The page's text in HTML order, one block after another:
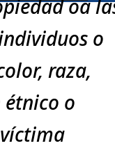
oa
o
raza,
o